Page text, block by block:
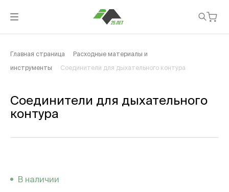
Главная страница Расходные материалы и
инструменты Соединители для дыхательного контура
Соединители для дыхательного
контура
В наличии